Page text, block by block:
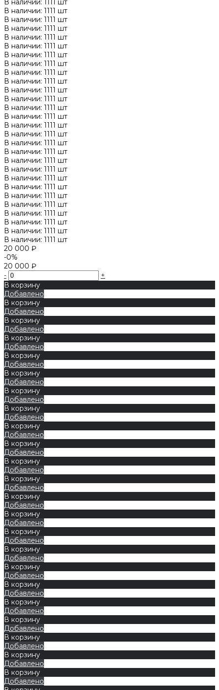
В наличии: 1111 шт
В наличии: 1111 шт
В наличии: 1111 шт
В наличии: 1111 шт
В наличии: 1111 шт
В наличии: 1111 шт
В наличии: 1111 шт
В наличии: 1111 шт
В наличии: 1111 шт
В наличии: 1111 шт
В наличии: 1111 шт
В наличии: 1111 шт
В наличии: 1111 шт
В наличии: 1111 шт
В наличии: 1111 шт
В наличии: 1111 шт
В наличии: 1111 шт
В наличии: 1111 шт
В наличии: 1111 шт
В наличии: 1111 шт
В наличии: 1111 шт
В наличии: 1111 шт
В наличии: 1111 шт
В наличии: 1111 шт
В наличии: 1111 шт
В наличии: 1111 шт
В наличии: 1111 шт
20 000 ₽
-0%
20 000 ₽
-
+
В корзину
Добавлено
В корзину
Добавлено
В корзину
Добавлено
В корзину
Добавлено
В корзину
Добавлено
В корзину
Добавлено
В корзину
Добавлено
В корзину
Добавлено
В корзину
Добавлено
В корзину
Добавлено
В корзину
Добавлено
В корзину
Добавлено
В корзину
Добавлено
В корзину
Добавлено
В корзину
Добавлено
В корзину
Добавлено
В корзину
Добавлено
В корзину
Добавлено
В корзину
Добавлено
В корзину
Добавлено
В корзину
Добавлено
В корзину
Добавлено
В корзину
Добавлено